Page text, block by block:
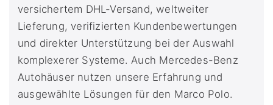
versichertem DHL-Versand, weltweiter
Lieferung, verifizierten Kundenbewertungen
und direkter Unterstützung bei der Auswahl
komplexerer Systeme. Auch Mercedes-Benz
Autohäuser nutzen unsere Erfahrung und
ausgewählte Lösungen für den Marco Polo.